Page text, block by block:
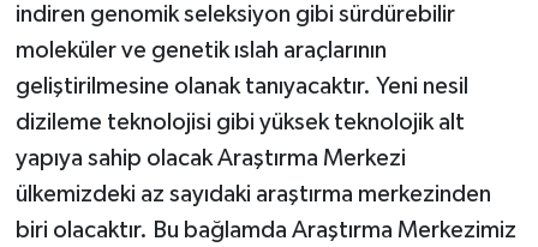
indiren genomik seleksiyon gibi sürdürebilir
moleküler ve genetik ıslah araçlarının
geliştirilmesine olanak tanıyacaktır. Yeni nesil
dizileme teknolojisi gibi yüksek teknolojik alt
yapıya sahip olacak Araştırma Merkezi
ülkemizdeki az sayıdaki araştırma merkezinden
biri olacaktır. Bu bağlamda Araştırma Merkezimiz